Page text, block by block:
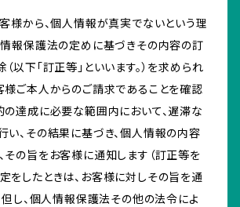
客様から、個人情報が真実でないという理
情報保護法の定めに基づきその内容の訂
以下「訂正等」といいます。）を求められ
様ご本人からのご請求であることを確認
の達成に必要な範囲内において、遅滞な
い、その結果に基づき、個人情報の内容
その旨をお客様に通知します（訂正等を
をしたときは、お客様に対しその旨を通
但し、個人情報保護法その他の法令によ